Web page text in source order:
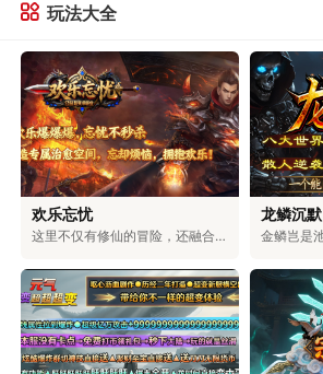
玩法大全
欢乐忘忧
这里不仅有修仙的冒险，还融合了浪漫的爱情、激烈的权谋和对无上大道的追求。在这里，可以和仙盟的伙伴们一起探索神秘的地方，和命中注定的道侣一起修炼。可以体验到用剑斩断天空的畅快，也能感受到和爱人相互陪伴的温暖。可以选择成为三界中最有权力的人，也可以和道侣一起自由自在地生活。你的仙侠人生，由你自己决定。
龙鳞沉默